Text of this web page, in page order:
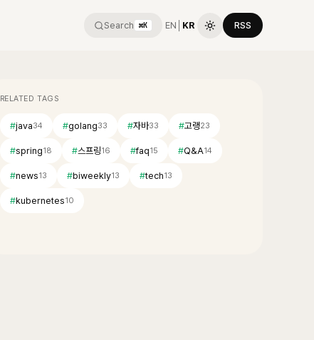
Search ⌘K EN KR RSS
RELATED TAGS
#java34 #golang33 #자바33 #고랭23
#spring18 #스프링16 #faq15 #Q&A14
#news13 #biweekly13 #tech13
#kubernetes10